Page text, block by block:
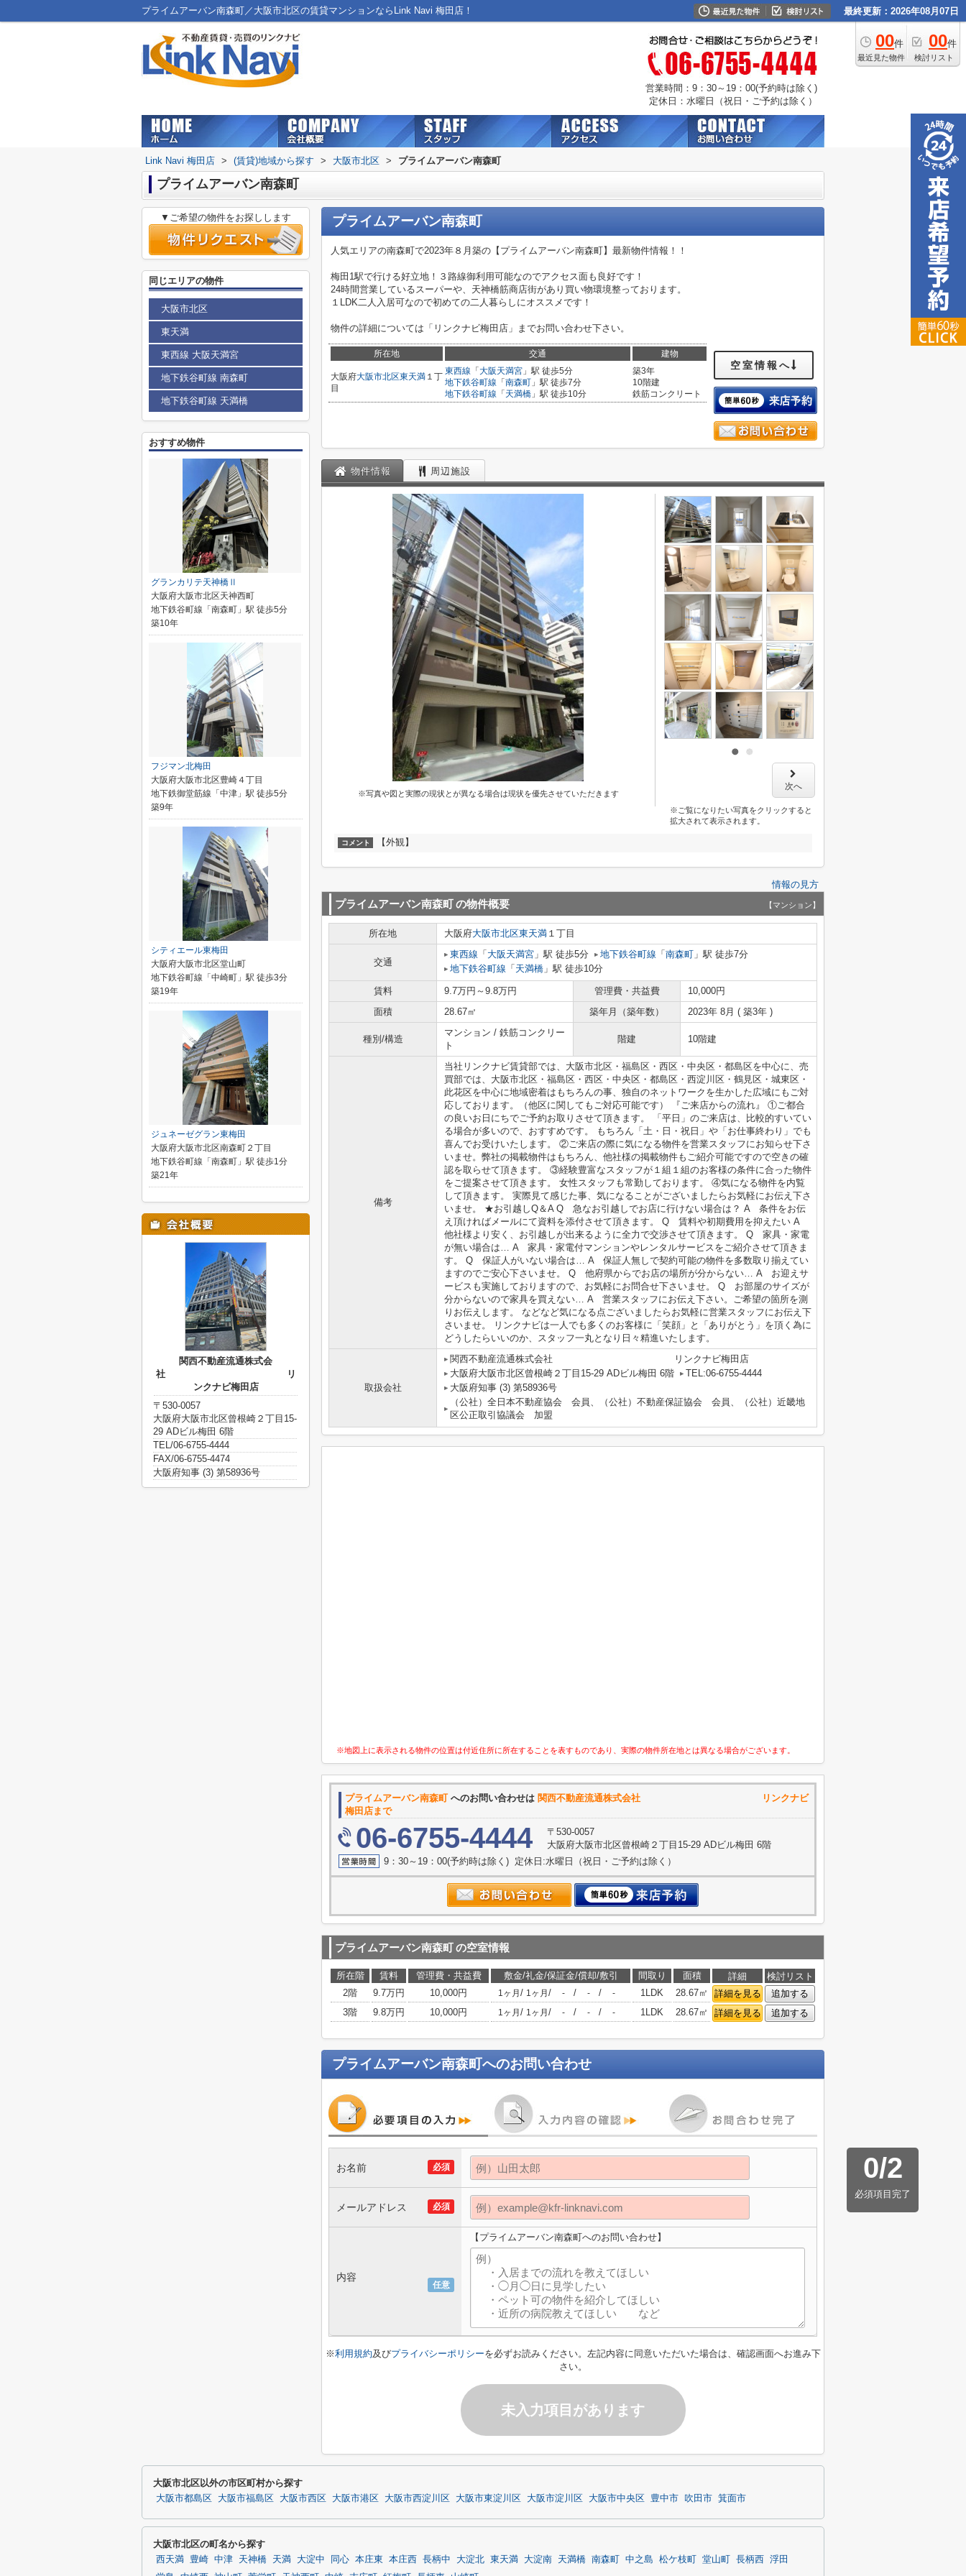
プライムアーバン南森町／大阪市北区の賃貸マンションならLink Navi 梅田店！ 最終更新：2026年08月07日
00件
最近見た物件
00件
検討リスト
営業時間：9：30～19：00(予約時は除く)
定休日：水曜日（祝日・ご予約は除く）
Link Navi 梅田店 > (賃貸)地域から探す > 大阪市北区 > プライムアーバン南森町
プライムアーバン南森町
プライムアーバン南森町
人気エリアの南森町で2023年８月築の【プライムアーバン南森町】最新物件情報！！
梅田1駅で行ける好立地！３路線御利用可能なのでアクセス面も良好です！
24時間営業しているスーパーや、天神橋筋商店街があり買い物環境整っております。
１LDK二人入居可なので初めての二人暮らしにオススメです！
物件の詳細については「リンクナビ梅田店」までお問い合わせ下さい。
所在地 交通 建物
大阪府大阪市北区東天満 １丁
目
東西線 「 大阪天満宮 」駅 徒歩5分
地下鉄谷町線 「 南森町 」駅 徒歩7分
地下鉄谷町線 「 天満橋 」駅 徒歩10分
築3年
10階建
鉄筋コンクリート
空室情報へ
物件情報 周辺施設
※写真や図と実際の現状とが異なる場合は現状を優先させていただきます
次へ
※ご覧になりたい写真をクリックすると
拡大されて表示されます。
コメント 【外観】
情報の見方
プライムアーバン南森町の物件概要 【マンション】
所在地 大阪府大阪市北区東天満 １丁目
交通
東西線 「 大阪天満宮 」駅 徒歩5分 地下鉄谷町線 「 南森町 」駅 徒歩7分
地下鉄谷町線 「 天満橋 」駅 徒歩10分
賃料 9.7万円～9.8万円 管理費・共益費
10,000円
面積
28.67㎡ 築年月（築年数） 2023年 8月 ( 築3年 )
種別/構造
マンション / 鉄筋コンクリー
ト
階建 10階建
備考
当社リンクナビ賃貸部では、大阪市北区・福島区・西区・中央区・都島区を中心に、売
買部では、大阪市北区・福島区・西区・中央区・都島区・西淀川区・鶴見区・城東区・
此花区を中心に地域密着はもちろんの事、独自のネットワークを生かした広域にもご対
応しております。（他区に関してもご対応可能です） 『ご来店からの流れ』 ①ご都合
の良いお日にちでご予約お取りさせて頂きます。 「平日」のご来店は、比較的すいてい
る場合が多いので、おすすめです。 もちろん「土・日・祝日」や「お仕事終わり」でも
喜んでお受けいたします。 ②ご来店の際に気になる物件を営業スタッフにお知らせ下さ
いませ。弊社の掲載物件はもちろん、他社様の掲載物件もご紹介可能ですので空きの確
認を取らせて頂きます。 ③経験豊富なスタッフが１組１組のお客様の条件に合った物件
をご提案させて頂きます。 女性スタッフも常勤しております。 ④気になる物件を内覧
して頂きます。 実際見て感じた事、気になることがございましたらお気軽にお伝え下さ
いませ。 ★お引越しQ＆A Q 急なお引越しでお店に行けない場合は？ A 条件をお伝
え頂ければメールにて資料を添付させて頂きます。 Q 賃料や初期費用を抑えたい A
他社様より安く、お引越しが出来るように全力で交渉させて頂きます。 Q 家具・家電
が無い場合は… A 家具・家電付マンションやレンタルサービスをご紹介させて頂きま
す。 Q 保証人がいない場合は… A 保証人無しで契約可能の物件を多数取り揃えてい
ますのでご安心下さいませ。 Q 他府県からでお店の場所が分からない… A お迎えサ
ービスも実施しておりますので、お気軽にお問合せ下さいませ。 Q お部屋のサイズが
分からないので家具を買えない… A 営業スタッフにお伝え下さい。ご希望の箇所を測
りお伝えします。 などなど気になる点ございましたらお気軽に営業スタッフにお伝え下
さいませ。 リンクナビは一人でも多くのお客様に「笑顔」と「ありがとう」を頂く為に
どうしたらいいのか、スタッフ一丸となり日々精進いたします。
取扱会社
関西不動産流通株式会社 リンクナビ梅田店
大阪府大阪市北区曾根崎２丁目15-29 ADビル梅田 6階
TEL:06-6755-4444
大阪府知事 (3) 第58936号
（公社）全日本不動産協会 会員、（公社）不動産保証協会 会員、（公社）近畿地
区公正取引協議会 加盟
※地図上に表示される物件の位置は付近住所に所在することを表すものであり、実際の物件所在地とは異なる場合がございます。
プライムアーバン南森町へのお問い合わせは 関西不動産流通株式会社 リンクナビ
梅田店まで
06-6755-4444
〒530-0057
大阪府大阪市北区曾根崎２丁目15-29 ADビル梅田 6階
9：30～19：00(予約時は除く) 定休日:水曜日（祝日・ご予約は除く）
プライムアーバン南森町の空室情報
所在階 賃料 管理費・共益費 敷金/礼金/保証金/償却/敷引 間取り 面積 詳細
検討リスト
2階
9.7万円 10,000円 1ヶ月 / 1ヶ月 / - / - / - 1LDK 28.67㎡ 詳細を見る
追加する
3階
9.8万円 10,000円 1ヶ月 / 1ヶ月 / - / - / - 1LDK 28.67㎡ 詳細を見る 追加する
プライムアーバン南森町へのお問い合わせ
0/2
必須項目完了
必須
お名前
必須
メールアドレス
任意
内容
【プライムアーバン南森町へのお問い合わせ】
※利用規約及びプライバシーポリシーを必ずお読みください。左記内容に同意いただいた場合は、確認画面へお進み下
さい。
未入力項目があります
▼ご希望の物件をお探しします
同じエリアの物件
大阪市北区
東天満
東西線 大阪天満宮
地下鉄谷町線 南森町
地下鉄谷町線 天満橋
おすすめ物件
グランカリテ天神橋Ⅱ
大阪府大阪市北区天神西町
地下鉄谷町線「南森町」駅 徒歩5分
築10年
フジマン北梅田
大阪府大阪市北区豊崎４丁目
地下鉄御堂筋線「中津」駅 徒歩5分
築9年
シティエール東梅田
大阪府大阪市北区堂山町
地下鉄谷町線「中崎町」駅 徒歩3分
築19年
ジュネーゼグラン東梅田
大阪府大阪市北区南森町２丁目
地下鉄谷町線「南森町」駅 徒歩1分
築21年
関西不動産流通株式会
社 リ
ンクナビ梅田店
〒530-0057
大阪府大阪市北区曾根崎２丁目15-
29 ADビル梅田 6階
TEL/06-6755-4444
FAX/06-6755-4474
大阪府知事 (3) 第58936号
大阪市北区以外の市区町村から探す
大阪市都島区 大阪市福島区 大阪市西区 大阪市港区 大阪市西淀川区 大阪市東淀川区 大阪市淀川区 大阪市中央区 豊中市 吹田市 箕面市
大阪市北区の町名から探す
西天満 豊崎 中津 天神橋 天満 大淀中 同心 本庄東 本庄西 長柄中 大淀北 東天満 大淀南 天満橋 南森町 中之島 松ケ枝町 堂山町 長柄西
浮田